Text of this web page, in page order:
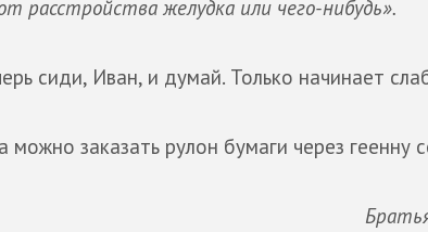
расстройства желудка или чего-нибудь».
сиди, Иван, и думай. Только начинает
можно заказать рулон бумаги через геенну